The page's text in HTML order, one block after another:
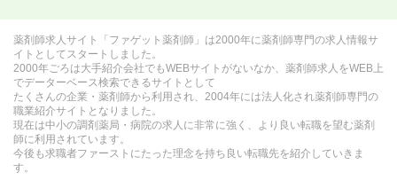
薬剤師求人サイト「ファゲット薬剤師」は2000年に薬剤師専門の求人情報サ
イトとしてスタートしました。
2000年ごろは大手紹介会社でもWEBサイトがないなか、薬剤師求人をWEB上
でデーターベース検索できるサイトとして
たくさんの企業・薬剤師から利用され、2004年には法人化され薬剤師専門の
職業紹介サイトとなりました。
現在は中小の調剤薬局・病院の求人に非常に強く、より良い転職を望む薬剤
師に利用されています。
今後も求職者ファーストにたった理念を持ち良い転職先を紹介していきま
す。